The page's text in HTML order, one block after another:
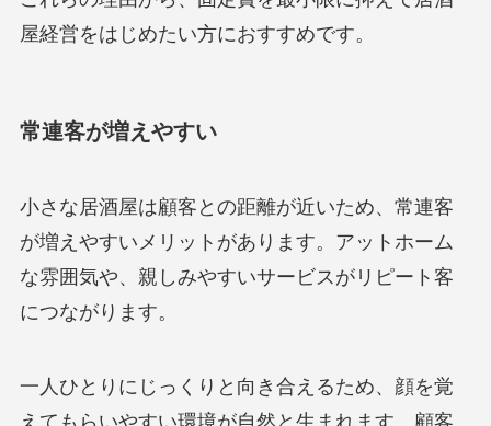
屋経営をはじめたい方におすすめです。
常連客が増えやすい
小さな居酒屋は顧客との距離が近いため、常連客
が増えやすいメリットがあります。アットホーム
な雰囲気や、親しみやすいサービスがリピート客
につながります。
一人ひとりにじっくりと向き合えるため、顔を覚
えてもらいやすい環境が自然と生まれます。顧客